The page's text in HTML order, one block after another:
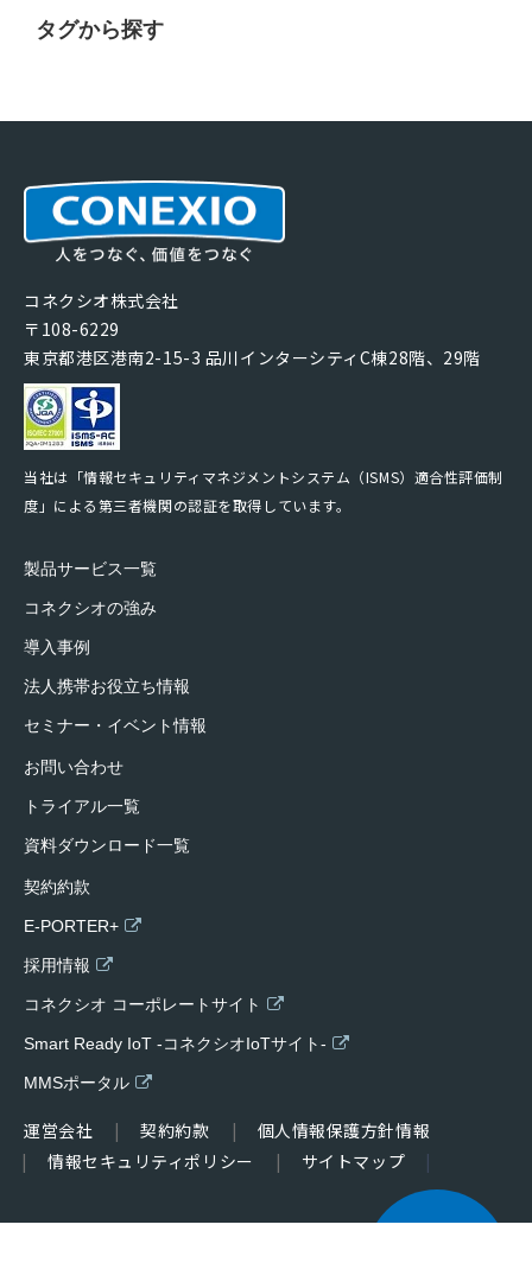
タグから探す
コネクシオ株式会社
〒108-6229
東京都港区港南2-15-3 品川インターシティC棟28階、29階
当社は「情報セキュリティマネジメントシステム（ISMS）適合性評価制
度」による第三者機関の認証を取得しています。
製品サービス一覧
コネクシオの強み
導入事例
法人携帯お役立ち情報
セミナー・イベント情報
お問い合わせ
トライアル一覧
資料ダウンロード一覧
契約約款
E-PORTER+
採用情報
コネクシオ コーポレートサイト
Smart Ready IoT -コネクシオIoTサイト-
MMSポータル
運営会社 契約約款
個人情報保護方針情報
情報セキュリティポリシー
サイトマップ